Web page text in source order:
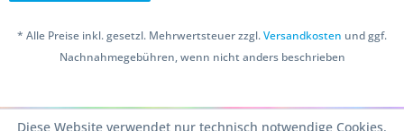
* Alle Preise inkl. gesetzl. Mehrwertsteuer zzgl.Versandkosten und ggf.
Nachnahmegebühren, wenn nicht anders beschrieben
Diese Website verwendet nur technisch notwendige Cookies.